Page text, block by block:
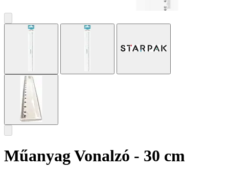
Műanyag Vonalzó - 30 cm